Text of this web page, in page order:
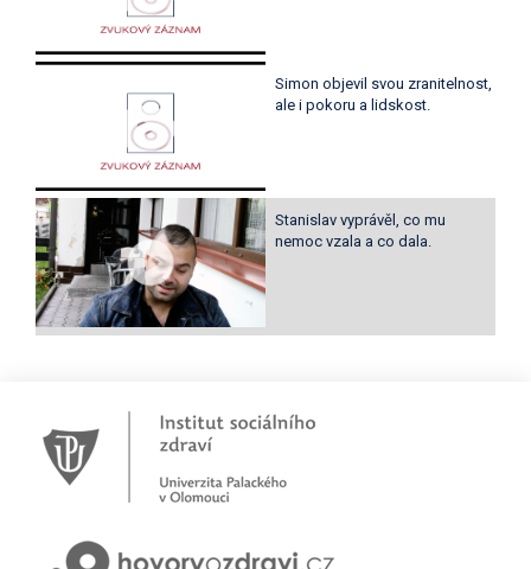
Simon objevil svou zranitelnost,
ale i pokoru a lidskost.
Stanislav vyprávěl, co mu
nemoc vzala a co dala.